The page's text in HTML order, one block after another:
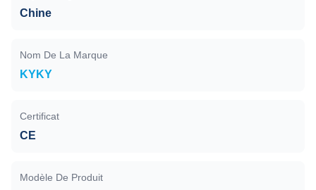
Chine
Nom De La Marque
KYKY
Certificat
CE
Modèle De Produit